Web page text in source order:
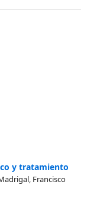
y tratamiento
Francisco